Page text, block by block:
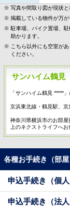
写真や間取り図が現状
掲載している物件が万
駐車場、バイク置場、
助かります。
こちら以外にも空室が
ください。
サンハイム鶴見
「サンハイム鶴見 *****
京浜東北線・鶴見駅、京
神奈川県横浜市のお部
上のネクストライフへお
各種お手続き（部屋
申込手続き（個人
申込手続き（法人